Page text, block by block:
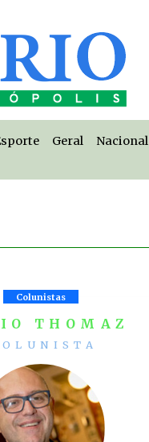
Geral Nacional
Colunistas
THOMAZ